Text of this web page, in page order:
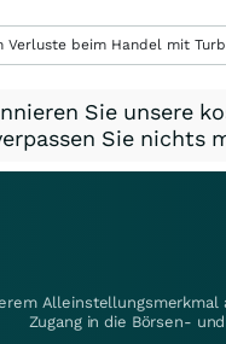
Verluste beim Handel mit
Sie unsere
Sie nichts
Zugang in die Börsen-